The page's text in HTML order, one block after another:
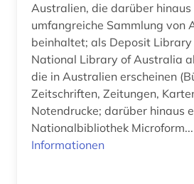
herkunftsland (1)
hobart (1)
indikator (1)
international (1)
Australien, die darüber hinaus
umfangreiche Sammlung von
beinhaltet; als Deposit
National Library of Australia
die in Australien erscheinen
Zeitschriften, Zeitungen,
Notendrucke; darüber hinaus
Nationalbibliothek Microform...
Informationen